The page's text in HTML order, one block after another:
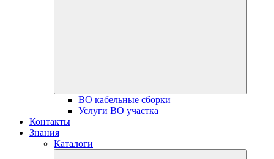
ВО кабельные сборки
Услуги ВО участка
Контакты
Знания
Каталоги